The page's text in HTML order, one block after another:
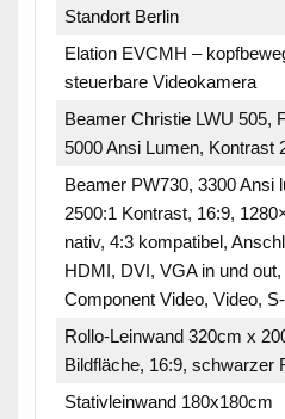
Standort Berlin
Elation EVCMH –
steuerbare Videokamera
Beamer Christie LWU 505,
5000 Ansi Lumen, Kontrast
Beamer PW730, 3300 Ansi
2500:1 Kontrast, 16:9,
nativ, 4:3 kompatibel,
HDMI, DVI, VGA in und out,
Component Video, Video,
Rollo-Leinwand 320cm x
Bildfläche, 16:9, schwarzer
Stativleinwand 180x180cm